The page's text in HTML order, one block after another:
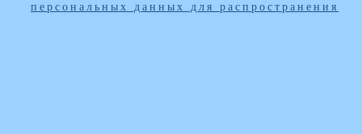
персональных данных для распространения